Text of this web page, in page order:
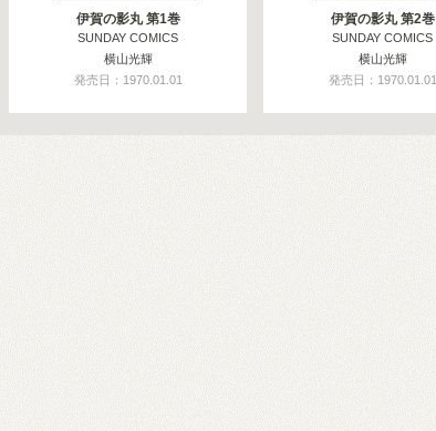
伊賀の影丸 第1巻
SUNDAY COMICS
横山光輝
発売日：1970.01.01
伊賀の影丸 第2巻
SUNDAY COMICS
横山光輝
発売日：1970.01.01